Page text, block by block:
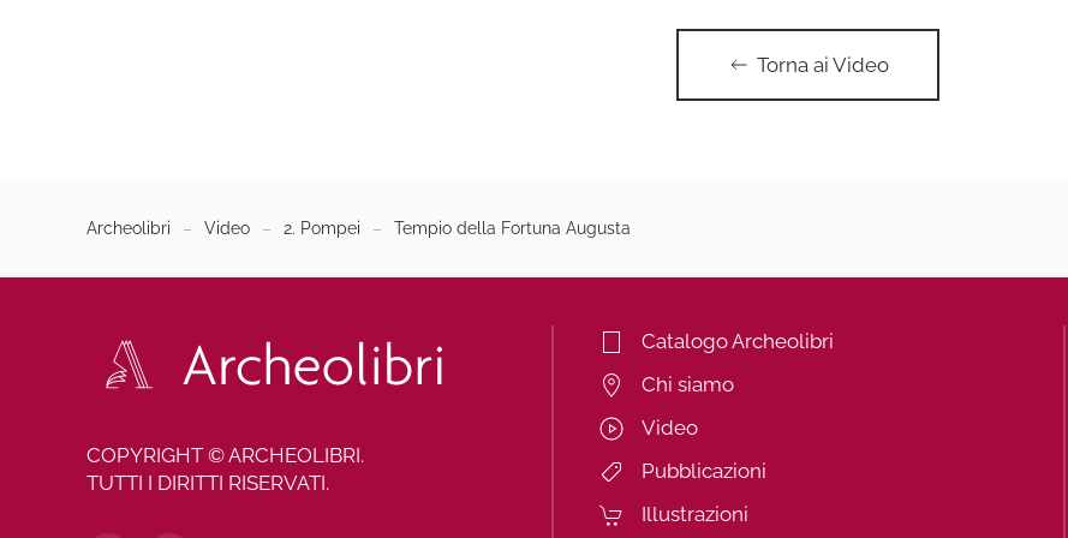
Torna ai Video
Archeolibri Video 2. Pompei Tempio della Fortuna Augusta
COPYRIGHT © ARCHEOLIBRI.
TUTTI I DIRITTI RISERVATI.
Catalogo Archeolibri
Chi siamo
Video
Pubblicazioni
Illustrazioni